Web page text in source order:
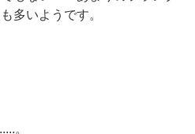
多いようです。
。